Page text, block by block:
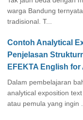
warga Bandung
tradisional. T...
Contoh Analytical
Penjelasan
EFEKTA English
Dalam pembelajaran
analytical exposition
atau pemula yang ingin ...